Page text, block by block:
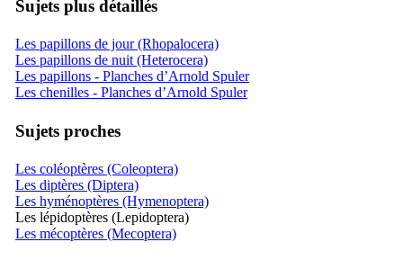
Sujets plus détaillés
Les papillons de jour (Rhopalocera)
Les papillons de nuit (Heterocera)
Les papillons - Planches d’Arnold Spuler
Les chenilles - Planches d’Arnold Spuler
Sujets proches
Les coléoptères (Coleoptera)
Les diptères (Diptera)
Les hyménoptères (Hymenoptera)
Les lépidoptères (Lepidoptera)
Les mécoptères (Mecoptera)